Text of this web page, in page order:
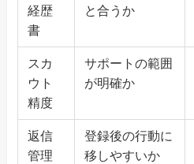
経歴
書
と合うか
スカ
ウト
精度
サポートの範囲
が明確か
返信
管理
登録後の行動に
移しやすいか